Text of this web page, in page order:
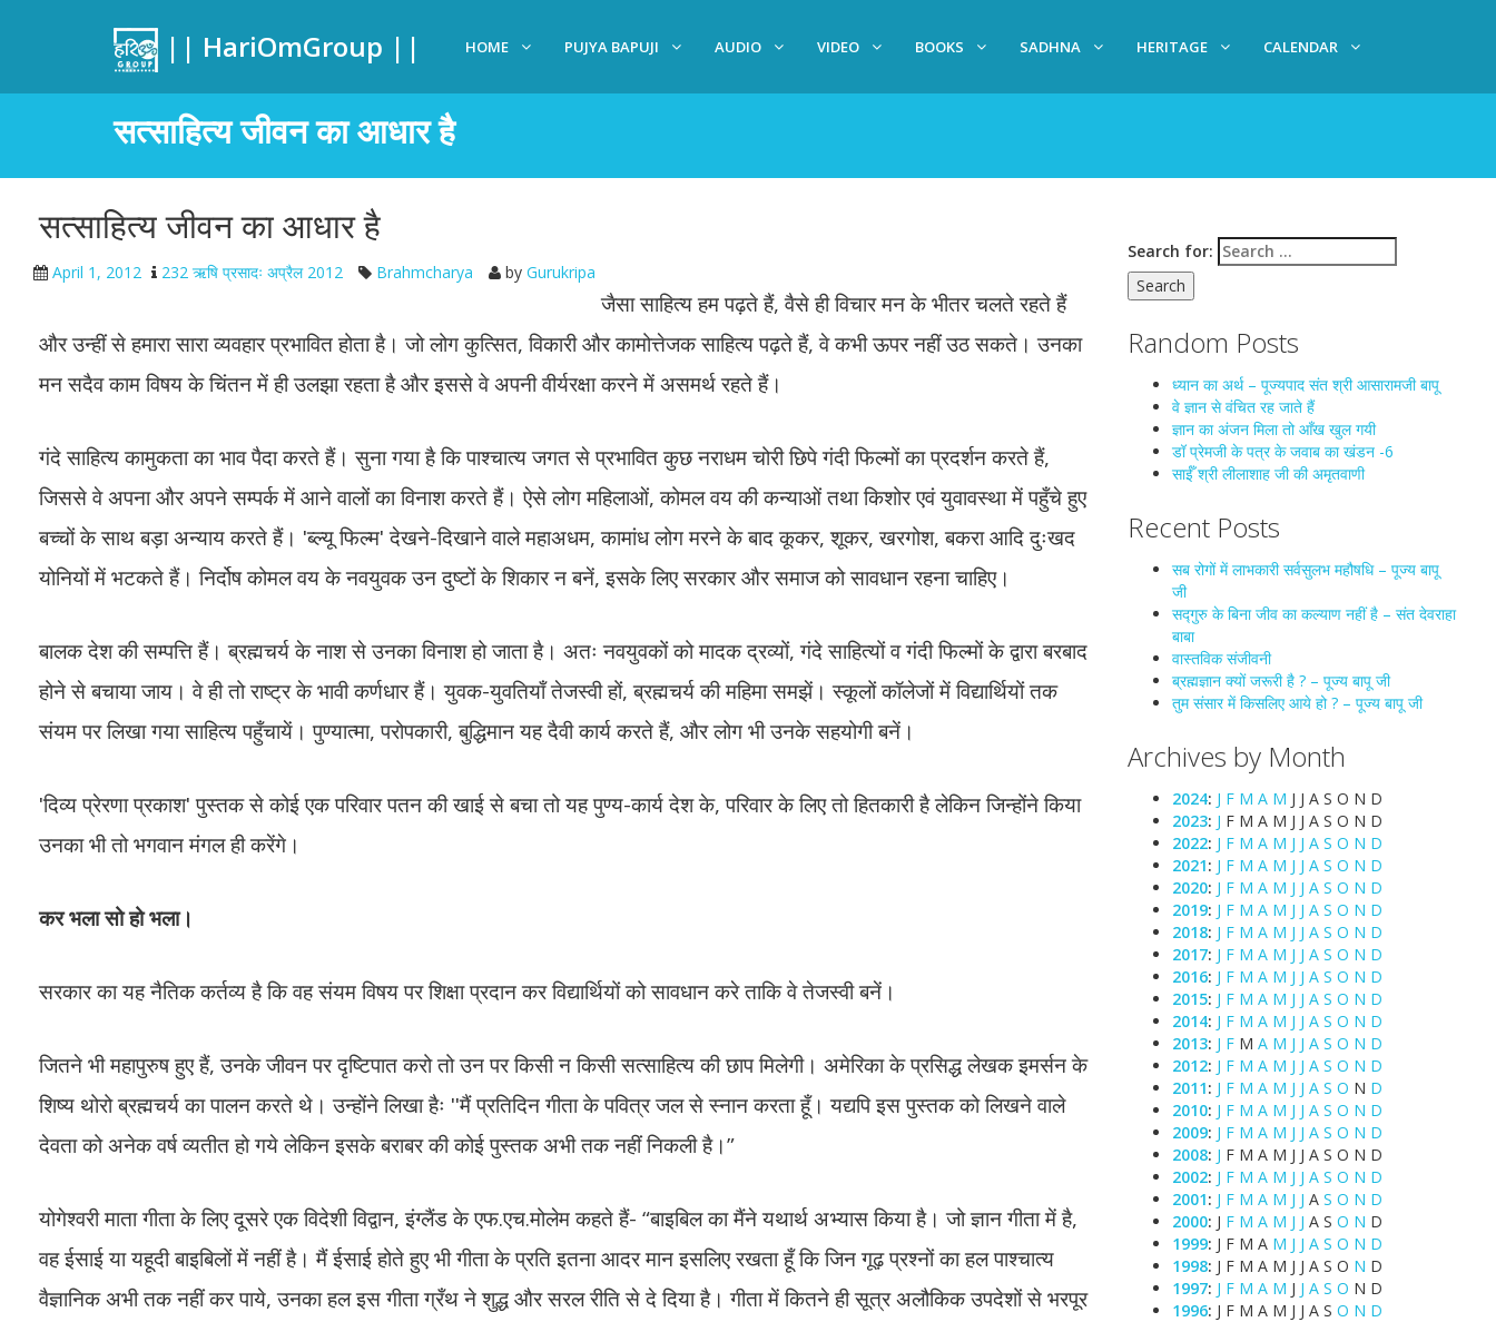
|| HariOmGroup || HOME PUJYA BAPUJI AUDIO VIDEO BOOKS SADHNA HERITAGE CALENDAR
सत्साहित्य जीवन का आधार है
सत्साहित्य जीवन का आधार है
April 1, 2012 232 ऋषि प्रसादः अप्रैल 2012 Brahmcharya by Gurukripa
जैसा साहित्य हम पढ़ते हैं, वैसे ही विचार मन के भीतर चलते रहते हैं
और उन्हीं से हमारा सारा व्यवहार प्रभावित होता है। जो लोग कुत्सित, विकारी और कामोत्तेजक साहित्य पढ़ते हैं, वे कभी ऊपर नहीं उठ सकते। उनका
मन सदैव काम विषय के चिंतन में ही उलझा रहता है और इससे वे अपनी वीर्यरक्षा करने में असमर्थ रहते हैं।
गंदे साहित्य कामुकता का भाव पैदा करते हैं। सुना गया है कि पाश्चात्य जगत से प्रभावित कुछ नराधम चोरी छिपे गंदी फिल्मों का प्रदर्शन करते हैं,
जिससे वे अपना और अपने सम्पर्क में आने वालों का विनाश करते हैं। ऐसे लोग महिलाओं, कोमल वय की कन्याओं तथा किशोर एवं युवावस्था में पहुँचे हुए
बच्चों के साथ बड़ा अन्याय करते हैं। ʹब्ल्यू फिल्मʹ देखने-दिखाने वाले महाअधम, कामांध लोग मरने के बाद कूकर, शूकर, खरगोश, बकरा आदि दुःखद
योनियों में भटकते हैं। निर्दोष कोमल वय के नवयुवक उन दुष्टों के शिकार न बनें, इसके लिए सरकार और समाज को सावधान रहना चाहिए।
बालक देश की सम्पत्ति हैं। ब्रह्मचर्य के नाश से उनका विनाश हो जाता है। अतः नवयुवकों को मादक द्रव्यों, गंदे साहित्यों व गंदी फिल्मों के द्वारा बरबाद
होने से बचाया जाय। वे ही तो राष्ट्र के भावी कर्णधार हैं। युवक-युवतियाँ तेजस्वी हों, ब्रह्मचर्य की महिमा समझें। स्कूलों कॉलेजों में विद्यार्थियों तक
संयम पर लिखा गया साहित्य पहुँचायें। पुण्यात्मा, परोपकारी, बुद्धिमान यह दैवी कार्य करते हैं, और लोग भी उनके सहयोगी बनें।
ʹदिव्य प्रेरणा प्रकाशʹ पुस्तक से कोई एक परिवार पतन की खाई से बचा तो यह पुण्य-कार्य देश के, परिवार के लिए तो हितकारी है लेकिन जिन्होंने किया
उनका भी तो भगवान मंगल ही करेंगे।
कर भला सो हो भला।
सरकार का यह नैतिक कर्तव्य है कि वह संयम विषय पर शिक्षा प्रदान कर विद्यार्थियों को सावधान करे ताकि वे तेजस्वी बनें।
जितने भी महापुरुष हुए हैं, उनके जीवन पर दृष्टिपात करो तो उन पर किसी न किसी सत्साहित्य की छाप मिलेगी। अमेरिका के प्रसिद्ध लेखक इमर्सन के
शिष्य थोरो ब्रह्मचर्य का पालन करते थे। उन्होंने लिखा हैः ʹʹमैं प्रतिदिन गीता के पवित्र जल से स्नान करता हूँ। यद्यपि इस पुस्तक को लिखने वाले
देवता को अनेक वर्ष व्यतीत हो गये लेकिन इसके बराबर की कोई पुस्तक अभी तक नहीं निकली है।”
योगेश्वरी माता गीता के लिए दूसरे एक विदेशी विद्वान, इंग्लैंड के एफ.एच.मोलेम कहते हैं- “बाइबिल का मैंने यथार्थ अभ्यास किया है। जो ज्ञान गीता में है,
वह ईसाई या यहूदी बाइबिलों में नहीं है। मैं ईसाई होते हुए भी गीता के प्रति इतना आदर मान इसलिए रखता हूँ कि जिन गूढ़ प्रश्नों का हल पाश्चात्य
वैज्ञानिक अभी तक नहीं कर पाये, उनका हल इस गीता ग्रँथ ने शुद्ध और सरल रीति से दे दिया है। गीता में कितने ही सूत्र अलौकिक उपदेशों से भरपूर
Search for:
Random Posts
ध्यान का अर्थ – पूज्यपाद संत श्री आसारामजी बापू
वे ज्ञान से वंचित रह जाते हैं
ज्ञान का अंजन मिला तो आँख खुल गयी
डॉ प्रेमजी के पत्र के जवाब का खंडन -6
साईँ श्री लीलाशाह जी की अमृतवाणी
Recent Posts
सब रोगों में लाभकारी सर्वसुलभ महौषधि – पूज्य बापू
जी
सद्गुरु के बिना जीव का कल्याण नहीं है – संत देवराहा
बाबा
वास्तविक संजीवनी
ब्रह्मज्ञान क्यों जरूरी है ? – पूज्य बापू जी
तुम संसार में किसलिए आये हो ? – पूज्य बापू जी
Archives by Month
2024: J F M A M J J A S O N D
2023: J F M A M J J A S O N D
2022: J F M A M J J A S O N D
2021: J F M A M J J A S O N D
2020: J F M A M J J A S O N D
2019: J F M A M J J A S O N D
2018: J F M A M J J A S O N D
2017: J F M A M J J A S O N D
2016: J F M A M J J A S O N D
2015: J F M A M J J A S O N D
2014: J F M A M J J A S O N D
2013: J F M A M J J A S O N D
2012: J F M A M J J A S O N D
2011: J F M A M J J A S O N D
2010: J F M A M J J A S O N D
2009: J F M A M J J A S O N D
2008: J F M A M J J A S O N D
2002: J F M A M J J A S O N D
2001: J F M A M J J A S O N D
2000: J F M A M J J A S O N D
1999: J F M A M J J A S O N D
1998: J F M A M J J A S O N D
1997: J F M A M J J A S O N D
1996: J F M A M J J A S O N D